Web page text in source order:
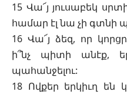
15 Վա՜յ յուսաբեկ
համար էլ նա չի գտնի
16 Վա՜յ ձեզ, որ
ի՞նչ պիտի անէք,
պահանջելու:
18 Ովքեր երկիւղ են